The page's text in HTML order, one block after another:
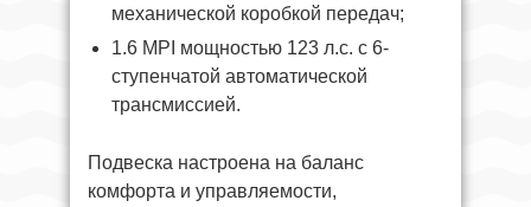
механической коробкой передач;
1.6 MPI мощностью 123 л.с. с 6-
ступенчатой автоматической
трансмиссией.
Подвеска настроена на баланс
комфорта и управляемости,